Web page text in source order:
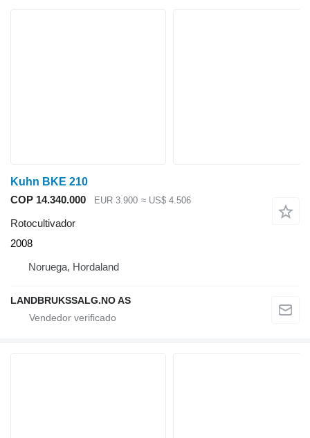
Kuhn BKE 210
COP 14.340.000
EUR 3.900 ≈ US$ 4.506
Rotocultivador
2008
Noruega, Hordaland
LANDBRUKSSALG.NO AS